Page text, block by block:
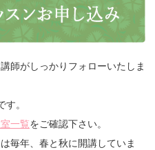
師がしっかりフォローいたしま
。
一覧をご確認下さい。
毎年、春と秋に開講していま